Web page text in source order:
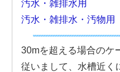
汚水・雑排水用
汚水・雑排水・汚物用
30mを超える場合のケ
従いまして、水槽近く